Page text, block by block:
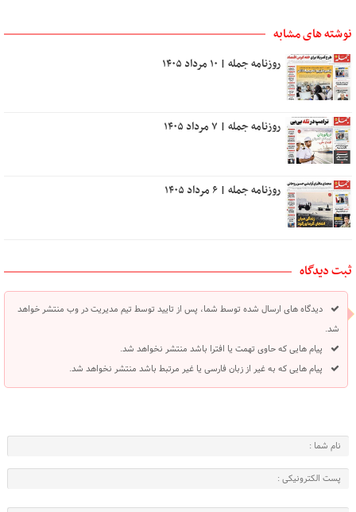
نوشته های مشابه
روزنامه جمله | ۱۰ مرداد ۱۴۰۵
روزنامه جمله | ۷ مرداد ۱۴۰۵
روزنامه جمله | ۶ مرداد ۱۴۰۵
ثبت دیدگاه
دیدگاه های ارسال شده توسط شما، پس از تایید توسط تیم مدیریت در وب منتشر خواهد
شد.
پیام هایی که حاوی تهمت یا افترا باشد منتشر نخواهد شد.
پیام هایی که به غیر از زبان فارسی یا غیر مرتبط باشد منتشر نخواهد شد.